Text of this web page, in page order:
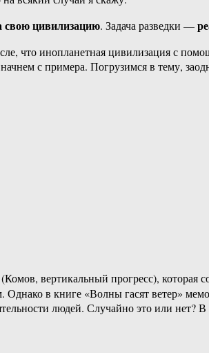
свою цивилизацию. Задача разведки —
что инопланетная цивилизация с
с примера. Погрузимся в тему,
вертикальный прогресс), которая
в книге «Волны гасят ветер»
людей. Случайно это или